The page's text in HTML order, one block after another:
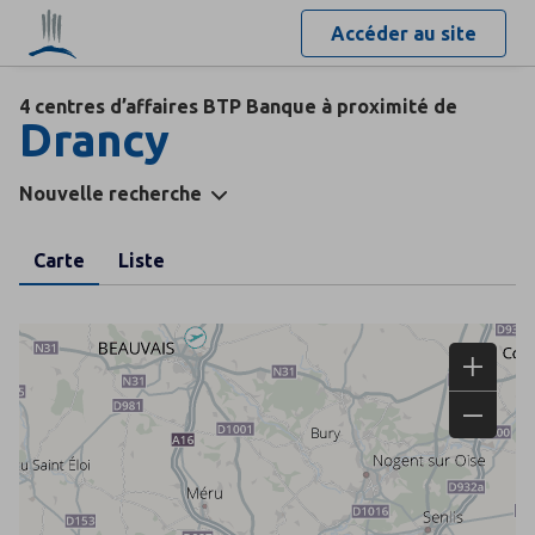
Accéder au site
4 centres d’affaires BTP Banque à proximité de
Drancy
Nouvelle recherche
Carte Liste